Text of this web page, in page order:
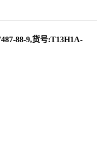
88-9,货号:T13H1A-